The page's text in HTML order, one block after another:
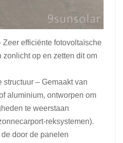
efficiënte fotovoltaïsche
zonlicht op en zetten dit om
structuur – Gemaakt van
aluminium, ontworpen om
te weerstaan
reksystemen).
door de panelen